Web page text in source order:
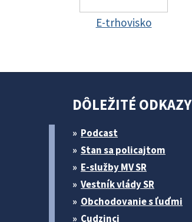
E-trhovisko
DÔLEŽITÉ ODKAZY
Podcast
Stan sa policajtom
E-služby MV SR
Vestník vlády SR
Obchodovanie s ľuďmi
Cudzinci